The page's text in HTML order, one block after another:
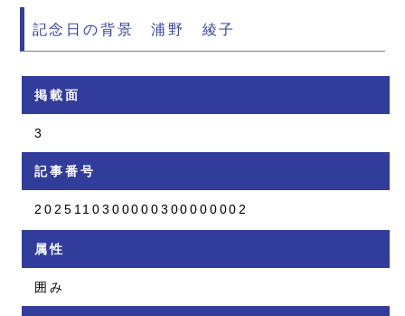
記念日の背景 浦野 綾子
掲載面
3
記事番号
2025110300000300000002
属性
囲み